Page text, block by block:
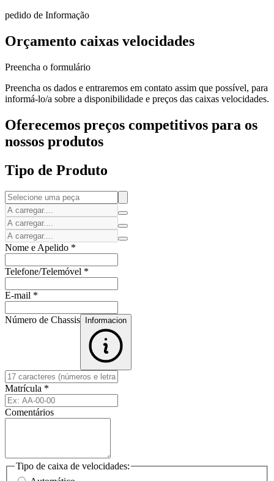
pedido de Informação
Orçamento caixas velocidades
Preencha o formulário
Preencha os dados e entraremos em contato assim que possível, para
informá-lo/a sobre a disponibilidade e preços das caixas velocidades.
Oferecemos preços competitivos para os
nossos produtos
Tipo de Produto
Nome e Apelido *
Telefone/Telemóvel *
E-mail *
Número de Chassis Informacion
Matrícula *
Comentários
Tipo de caixa de velocidades: